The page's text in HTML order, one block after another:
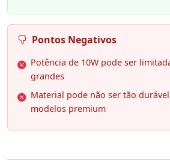
Pontos Negativos
Potência de 10W pode ser
grandes
Material pode não ser tão
modelos premium